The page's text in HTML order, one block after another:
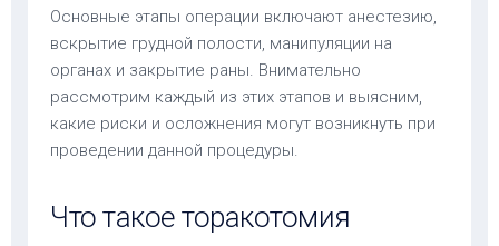
Основные этапы операции включают анестезию,
вскрытие грудной полости, манипуляции на
органах и закрытие раны. Внимательно
рассмотрим каждый из этих этапов и выясним,
какие риски и осложнения могут возникнуть при
проведении данной процедуры.
Что такое торакотомия